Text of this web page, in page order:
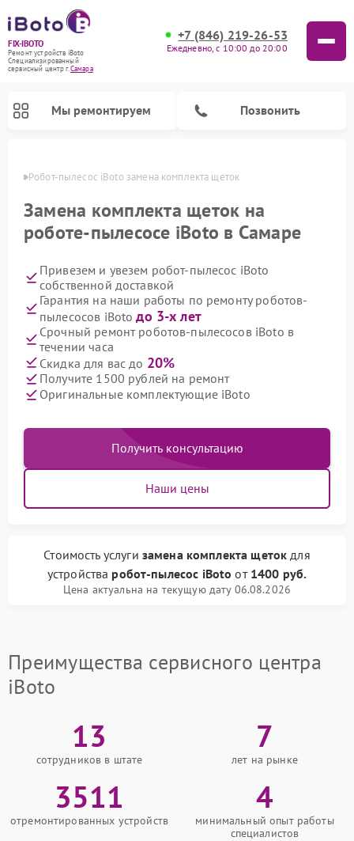
FIX-IBOTO
Ремонт устройств iBoto
Специализированный
cервисный центр г.Самара
+7 (846) 219-26-53
Ежедневно, с 10:00 до 20:00
Мы ремонтируем Позвонить
Робот-пылесос iBoto замена комплекта щеток
Замена комплекта щеток на
роботе-пылесосе iBoto в Самаре
Привезем и увезем робот-пылесос iBoto
собственной доставкой
Гарантия на наши работы по ремонту роботов-
пылесосов iBotoдо 3-х лет
Срочный ремонт роботов-пылесосов iBoto в
течении часа
Скидка для вас до 20%
Получите 1500 рублей на ремонт
Оригинальные комплектующие iBoto
Получить консультацию
Наши цены
Стоимость услуги замена комплекта щеток для
устройства робот-пылесос iBoto от 1400 руб.
Цена актуальна на текущую дату 06.08.2026
Преимущества сервисного центра
iBoto
13
сотрудников в штате
7
лет на рынке
3511
отремонтированных устройств
4
минимальный опыт работы
специалистов